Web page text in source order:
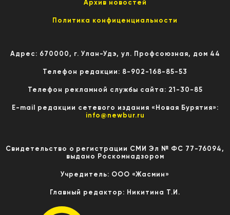
Архив новостей
Политика конфиценциальности
Адрес: 670000, г. Улан-Удэ, ул. Профсоюзная, дом 44
Телефон редакции: 8-902-168-85-53
Телефон рекламной службы сайта: 21-30-85
E-mail редакции сетевого издания «Новая Бурятия»:
info@newbur.ru
Свидетельство о регистрации СМИ Эл № ФС 77-76094,
выдано Роскомнадзором
Учредитель: ООО «Жасмин»
Главный редактор: Никитина Т.И.